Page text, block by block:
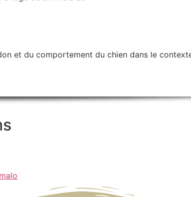
et du comportement du chien dans le